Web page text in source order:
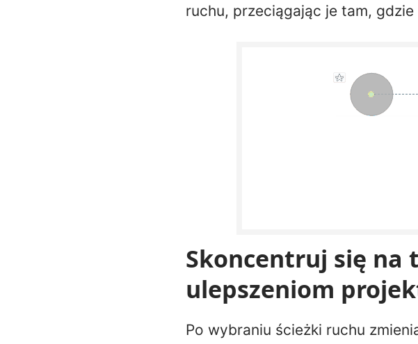
ruchu, przeciągając je tam, gdzie
Skoncentruj się na
ulepszeniom
Po wybraniu ścieżki ruchu